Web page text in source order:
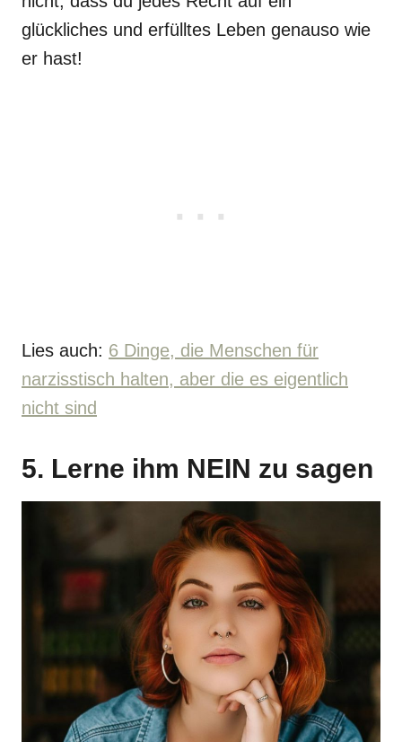
glückliches und erfülltes Leben genauso wie
er hast!
Lies auch: 6 Dinge, die Menschen für
narzisstisch halten, aber die es eigentlich
nicht sind
5. Lerne ihm NEIN zu sagen